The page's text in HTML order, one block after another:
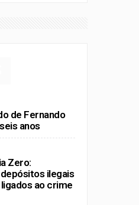
de Fernando
anos
Zero:
ilegais
ao crime